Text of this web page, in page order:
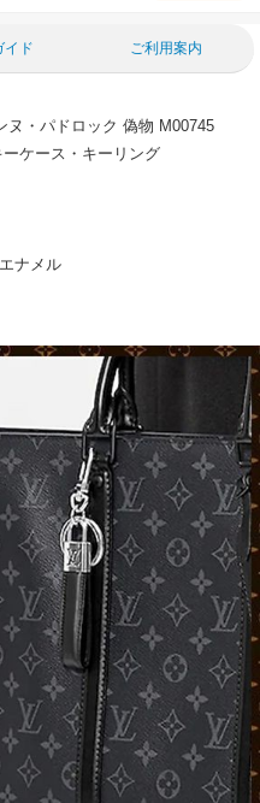
イド ご利用案内
ヌ・パドロック 偽物 M00745
ケース・キーリング
ナメル